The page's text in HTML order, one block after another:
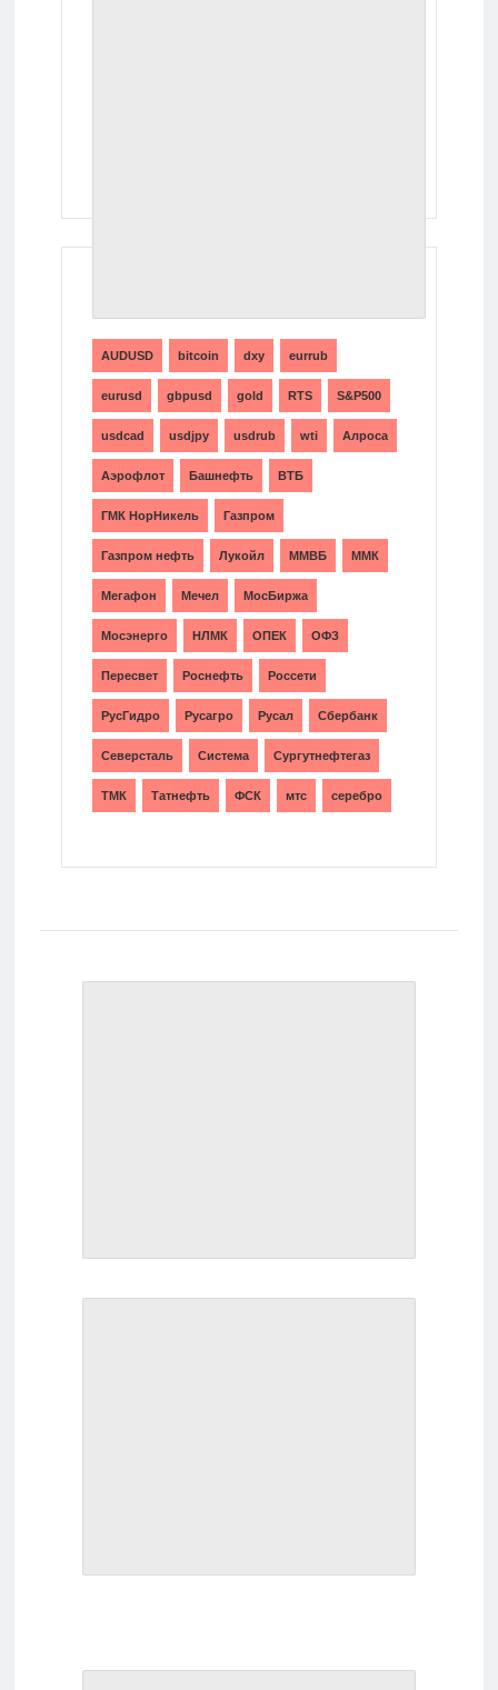
AUDUSD bitcoin dxy eurrub
eurusd gbpusd gold RTS S&P500
usdcad usdjpy usdrub wti Алроса
Аэрофлот Башнефть ВТБ
ГМК НорНикель Газпром
Газпром нефть Лукойл ММВБ ММК
Мегафон Мечел МосБиржа
Мосэнерго НЛМК ОПЕК ОФЗ
Пересвет Роснефть Россети
РусГидро Русагро Русал Сбербанк
Северсталь Система Сургутнефтегаз
ТМК Татнефть ФСК мтс серебро